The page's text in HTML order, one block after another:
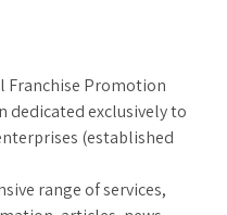
Franchise Promotion
dedicated exclusively to
(established
range of services,